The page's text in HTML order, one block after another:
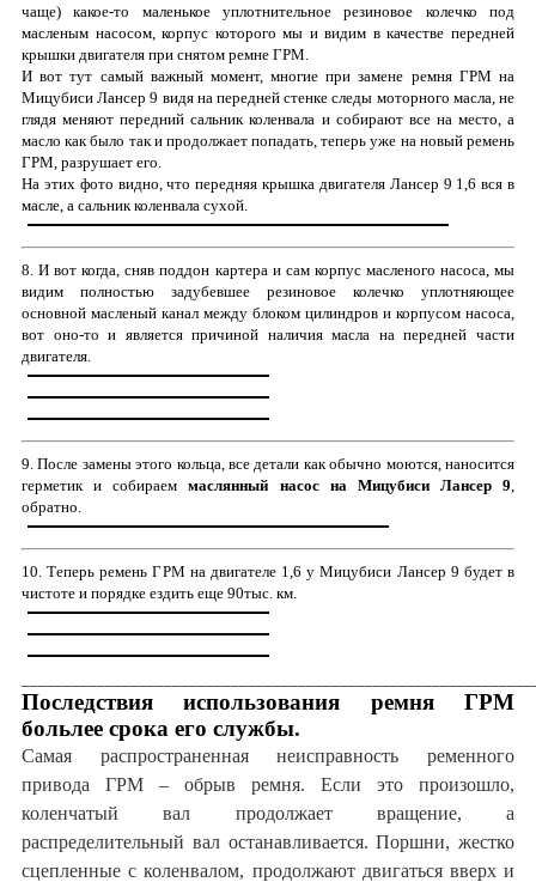
чаще) какое-то маленькое уплотнительное резиновое колечко под
масленым насосом, корпус которого мы и видим в качестве передней
крышки двигателя при снятом ремне ГРМ
И вот тут самый важный момент, многие при замене ремня ГРМ на
Мицубиси Лансер 9 видя на передней стенке следы моторного масла, не
глядя меняют передний сальник коленвала и собирают все на место, а
масло как было так и продолжает попадать, теперь уже на новый ремень
ГРМ, разрушает его.
На этих фото видно, что передняя крышка двигателя Лансер 9 1,6 вся в
масле, а сальник коленвала сухой.
8. И вот когда, сняв поддон картера и сам корпус масленого насоса, мы
видим полностью задубевшее резиновое колечко уплотняющее
основной масленый канал между блоком цилиндров и корпусом насоса,
вот оно-то и является причиной наличия масла на передней части
двигателя.
9. После замены этого кольца, все детали как обычно моются, наносится
герметик и собираеммаслянный насос на Мицубиси Лансер 9
обратно.
10. Теперь ремень ГРМ на двигателе 1,6 у Мицубиси Лансер 9 будет в
чистоте и порядке ездить еще 90тыс. км.
Последствия использования ремня ГРМ
больлее срока его службы.
Самая распространенная неисправность ременного
привода ГРМ – обрыв ремня. Если это произошло,
коленчатый вал продолжает вращение, а
распределительный вал останавливается. Поршни, жестко
сцепленные с коленвалом, продолжают двигаться вверх и